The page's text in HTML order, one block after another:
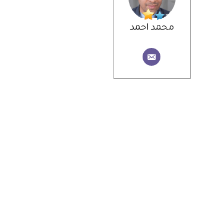
محمد احمد